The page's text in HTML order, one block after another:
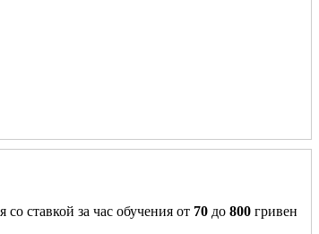
ставкой за час обучения от 70 до 800 гривен